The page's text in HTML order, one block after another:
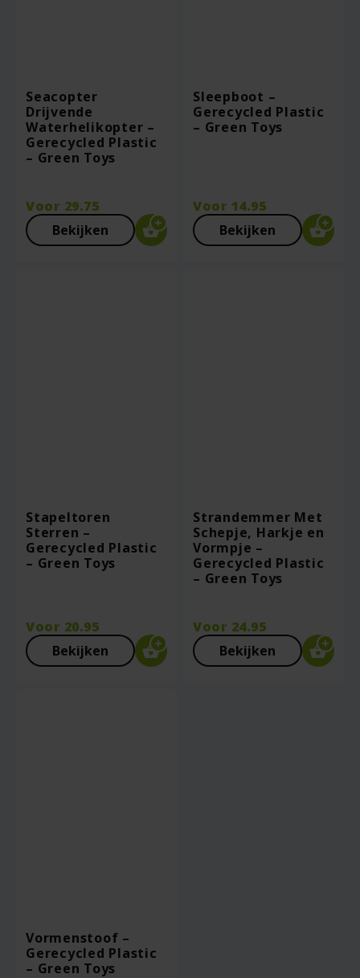
Seacopter
Drijvende
Waterhelikopter –
Gerecycled Plastic
– Green Toys
Voor 29.75
Bekijken
Sleepboot –
Gerecycled Plastic
– Green Toys
Voor 14.95
Bekijken
Stapeltoren
Sterren –
Gerecycled Plastic
– Green Toys
Voor 20.95
Bekijken
Strandemmer Met
Schepje, Harkje en
Vormpje –
Gerecycled Plastic
– Green Toys
Voor 24.95
Bekijken
Vormenstoof –
Gerecycled Plastic
– Green Toys